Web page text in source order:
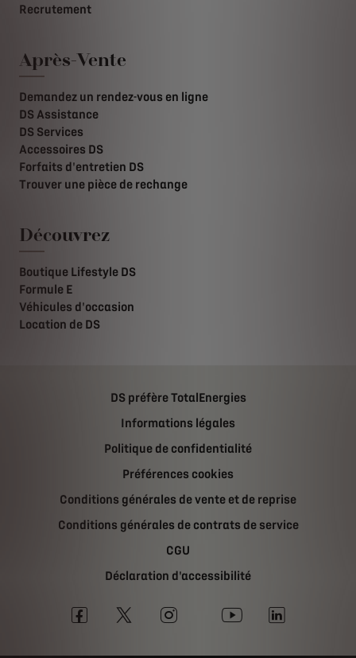
Recrutement
Après-Vente
Demandez un rendez-vous en ligne
DS Assistance
DS Services
Accessoires DS
Forfaits d'entretien DS
Trouver une pièce de rechange
Découvrez
Boutique Lifestyle DS
Formule E
Véhicules d'occasion
Location de DS
DS préfère TotalEnergies
Informations légales
Politique de confidentialité
Préférences cookies
Conditions générales de vente et de reprise
Conditions générales de contrats de service
CGU
Déclaration d'accessibilité